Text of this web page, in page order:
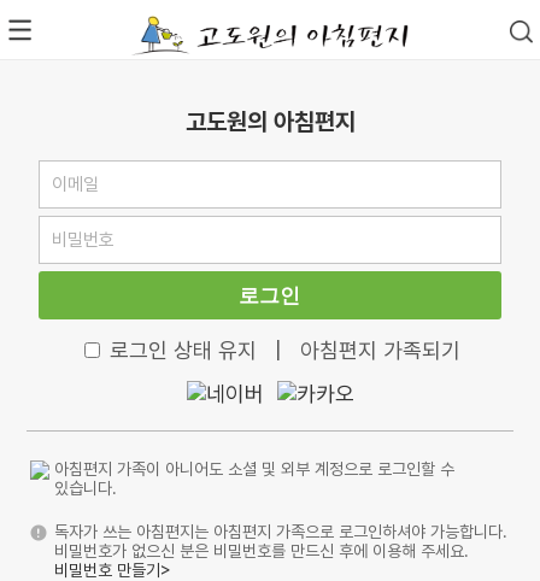
고도원의 아침편지
로그인
로그인 상태 유지 아침편지 가족되기
아침편지 가족이 아니어도 소셜 및 외부 계정으로 로그인할 수
있습니다.
독자가 쓰는 아침편지는 아침편지 가족으로 로그인하셔야 가능합니다.
비밀번호가 없으신 분은 비밀번호를 만드신 후에 이용해 주세요.
비밀번호 만들기>